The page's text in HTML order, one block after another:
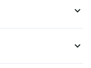
expand_more
expand_more